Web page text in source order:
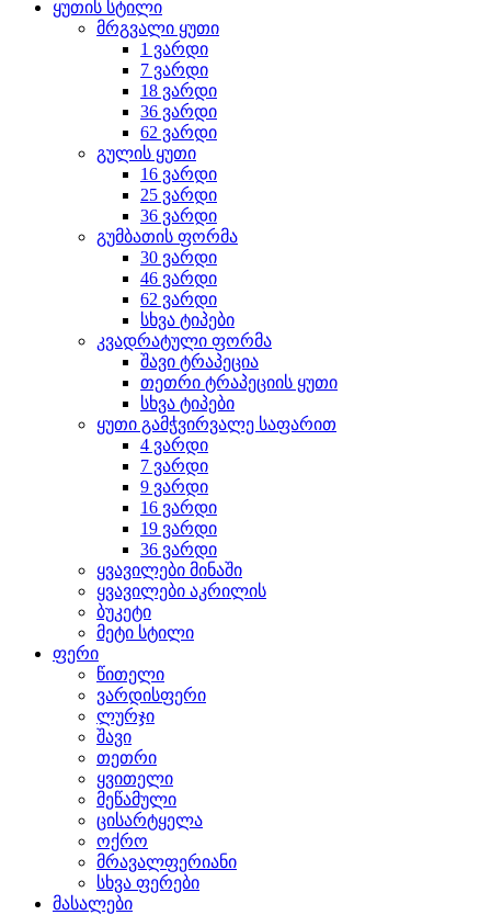
ყუთის სტილი
მრგვალი ყუთი
1 ვარდი
7 ვარდი
18 ვარდი
36 ვარდი
62 ვარდი
გულის ყუთი
16 ვარდი
25 ვარდი
36 ვარდი
გუმბათის ფორმა
30 ვარდი
46 ვარდი
62 ვარდი
სხვა ტიპები
კვადრატული ფორმა
შავი ტრაპეცია
თეთრი ტრაპეციის ყუთი
სხვა ტიპები
ყუთი გამჭვირვალე საფარით
4 ვარდი
7 ვარდი
9 ვარდი
16 ვარდი
19 ვარდი
36 ვარდი
ყვავილები მინაში
ყვავილები აკრილის
ბუკეტი
მეტი სტილი
ფერი
წითელი
ვარდისფერი
ლურჯი
შავი
თეთრი
ყვითელი
მეწამული
ცისარტყელა
ოქრო
მრავალფერიანი
სხვა ფერები
მასალები